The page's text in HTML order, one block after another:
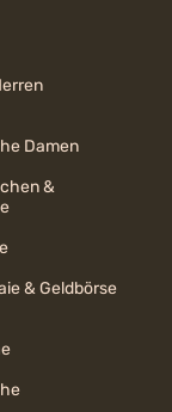
Damen
&
& Geldbörse